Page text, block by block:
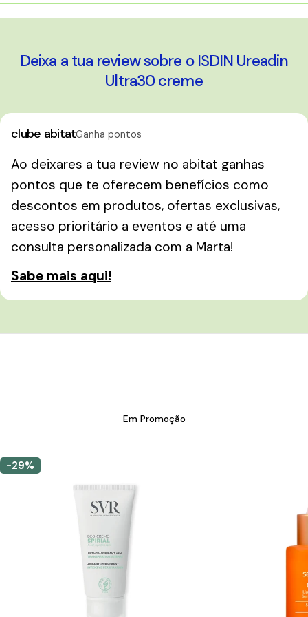
Deixa a tua review sobre o ISDIN Ureadin
Ultra30 creme
clube abitatGanha pontos
Ao deixares a tua review no abitat ganhas
pontos que te oferecem benefícios como
descontos em produtos, ofertas exclusivas,
acesso prioritário a eventos e até uma
consulta personalizada com a Marta!
Sabe mais aqui!
Em Promoção
-29%